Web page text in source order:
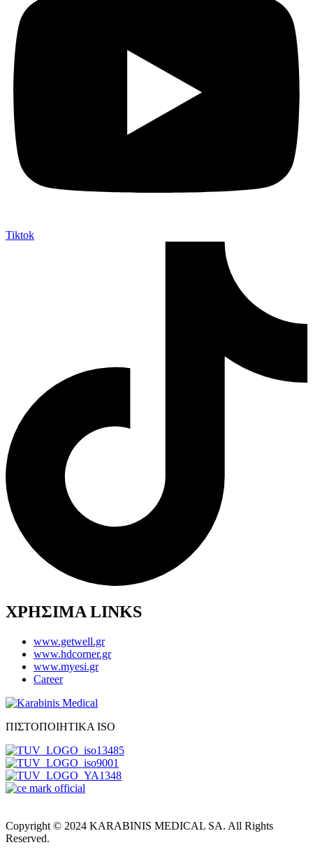
Tiktok
ΧΡΗΣΙΜΑ LINKS
www.getwell.gr
www.hdcorner.gr
www.myesi.gr
Career
ΠΙΣΤΟΠΟΙΗΤΙΚΑ ISO
Copyright © 2024 KARABINIS MEDICAL SA. All Rights
Reserved.